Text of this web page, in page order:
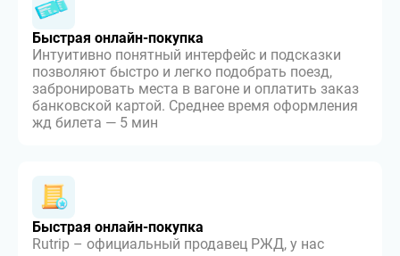
Быстрая онлайн-покупка
Интуитивно понятный интерфейс и подсказки
позволяют быстро и легко подобрать поезд,
забронировать места в вагоне и оплатить заказ
банковской картой. Среднее время оформления
жд билета — 5 мин
Быстрая онлайн-покупка
Rutrip – официальный продавец РЖД, у нас